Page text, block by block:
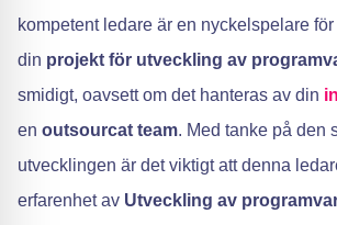
kompetent ledare är en nyckelspelare
din projekt för utveckling av
smidigt, oavsett om det hanteras av din
en outsourcat team. Med tanke på den
utvecklingen är det viktigt att denna
erfarenhet av Utveckling av